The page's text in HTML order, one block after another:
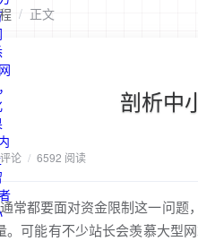
/ 正文
剖析中
论 / 6592 阅读
都要面对资金限制这一问题
。可能有不少站长会羡慕大型